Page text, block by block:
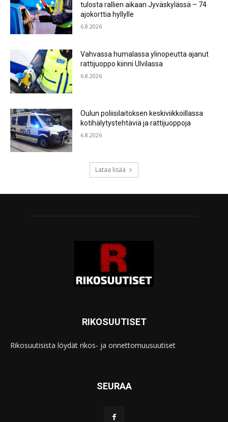
tulosta rallien aikaan Jyväskylässä – 74
ajokorttia hyllylle
6.8.2026
Vahvassa humalassa ylinopeutta ajanut
rattijuoppo kiinni Ulvilassa
6.8.2026
Oulun poliisilaitoksen keskiviikkoillassa
kotihälytystehtäviä ja rattijuoppoja
6.8.2026
Lataa lisää
RIKOSUUTISET
Rikosuutisista löydät rikos- ja onnettomuusuutiset
SEURAA